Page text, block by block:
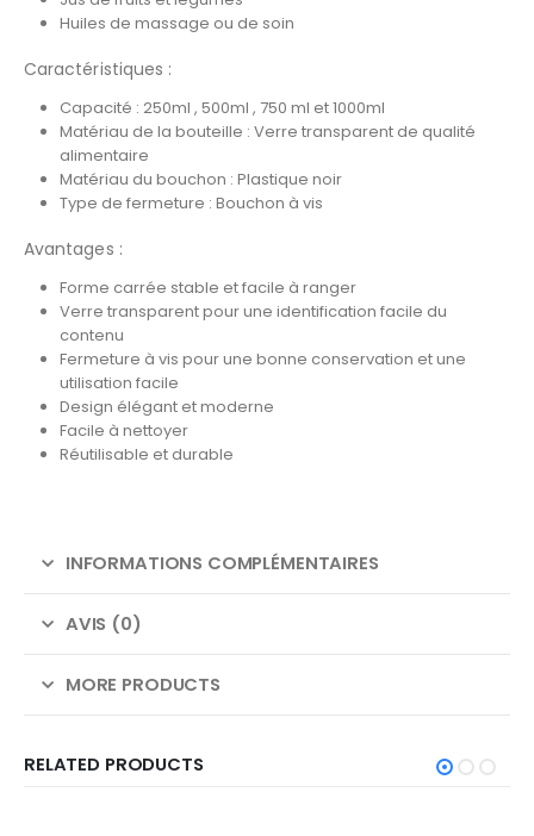
Huiles de massage ou de soin
Caractéristiques :
Capacité : 250ml , 500ml , 750 ml et 1000ml
Matériau de la bouteille : Verre transparent de qualité
alimentaire
Matériau du bouchon : Plastique noir
Type de fermeture : Bouchon à vis
Avantages :
Forme carrée stable et facile à ranger
Verre transparent pour une identification facile du
contenu
Fermeture à vis pour une bonne conservation et une
utilisation facile
Design élégant et moderne
Facile à nettoyer
Réutilisable et durable
INFORMATIONS COMPLÉMENTAIRES
AVIS (0)
MORE PRODUCTS
RELATED PRODUCTS